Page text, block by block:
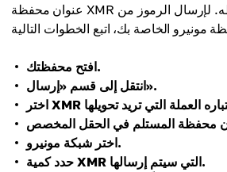
عنوان محفظة XMR من المستلم واحفظه. لإرسال الرموز من
افتح محفظتك.
انتقل إلى قسم «إرسال».
اختر شبكة مونيرو.
حدد كمية XMR التي سيتم إرسالها.